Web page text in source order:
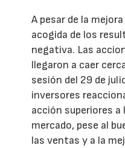
A pesar de la
acogida de los
negativa. Las
llegaron a caer
sesión del 29 de
inversores
acción superiores
mercado, pese al
las ventas y a la